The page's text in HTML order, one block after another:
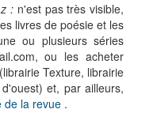
z : n'est pas très visible,
livres de poésie et les
ou plusieurs séries
, ou les acheter
Texture, librairie
et, par ailleurs,
de la revue .